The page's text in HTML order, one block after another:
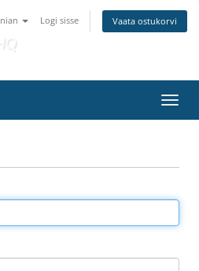
Logi sisse Vaata ostukorvi